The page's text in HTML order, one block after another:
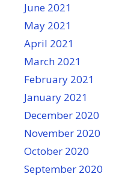
June 2021
May 2021
April 2021
March 2021
February 2021
January 2021
December 2020
November 2020
October 2020
September 2020